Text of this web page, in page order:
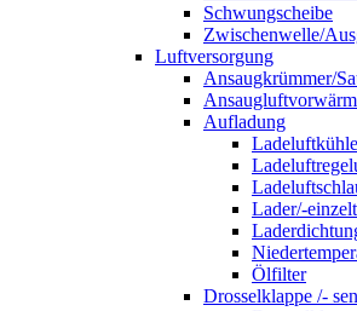
Schwungscheibe
Zwischenwelle/
Luftversorgung
Ansaugkrümmer/
Aufladung
Lader/-
Ölfilter
Drosselklappe /-